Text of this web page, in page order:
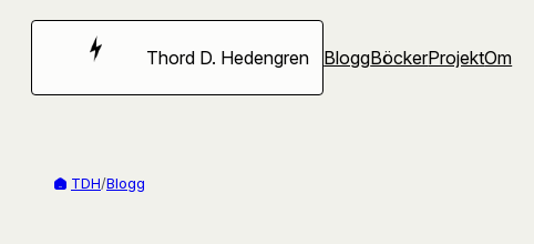
Hoppa
Thord D. Hedengren BloggBöckerProjektOm
TDH/Blogg